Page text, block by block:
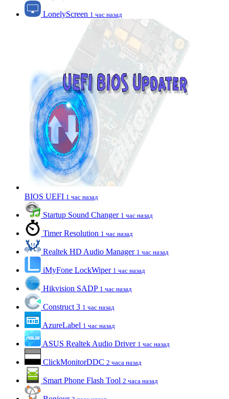
LonelyScreen 1 час назад
BIOS UEFI 1 час назад
Startup Sound Changer 1 час назад
Timer Resolution 1 час назад
Realtek HD Audio Manager 1 час назад
iMyFone LockWiper 1 час назад
Hikvision SADP 1 час назад
Construct 3 1 час назад
AzureLabel 1 час назад
ASUS Realtek Audio Driver 1 час назад
ClickMonitorDDC 2 часа назад
Smart Phone Flash Tool 2 часа назад